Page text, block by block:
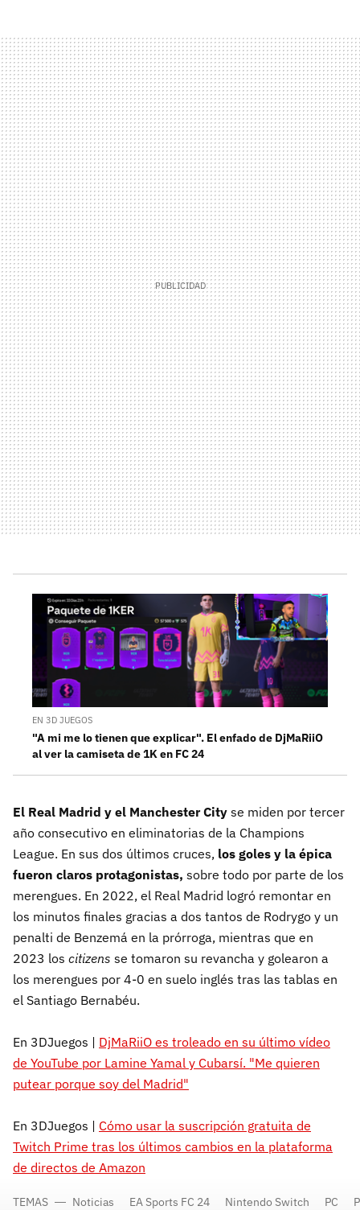
EN 3D JUEGOS
"A mi me lo tienen que explicar". El enfado de DjMaRiiO
al ver la camiseta de 1K en FC 24
El Real Madrid y el Manchester City se miden por tercer
año consecutivo en eliminatorias de la Champions
League. En sus dos últimos cruces, los goles y la épica
fueron claros protagonistas, sobre todo por parte de los
merengues. En 2022, el Real Madrid logró remontar en
los minutos finales gracias a dos tantos de Rodrygo y un
penalti de Benzemá en la prórroga, mientras que en
2023 los citizens se tomaron su revancha y golearon a
los merengues por 4-0 en suelo inglés tras las tablas en
el Santiago Bernabéu.
En 3DJuegos | DjMaRiiO es troleado en su último vídeo
de YouTube por Lamine Yamal y Cubarsí. "Me quieren
putear porque soy del Madrid"
En 3DJuegos | Cómo usar la suscripción gratuita de
Twitch Prime tras los últimos cambios en la plataforma
de directos de Amazon
TEMAS Noticias EA Sports FC 24 Nintendo Switch PC